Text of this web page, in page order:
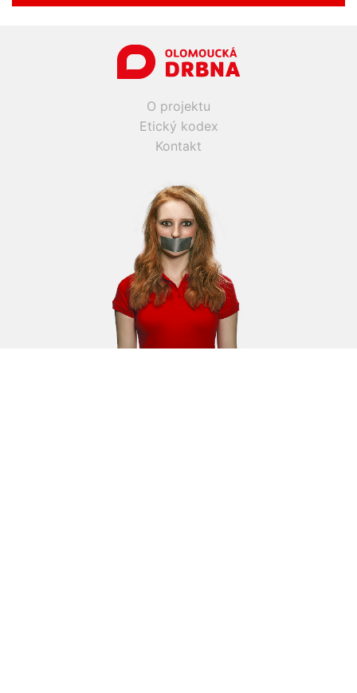
O projektu
Etický kodex
Kontakt